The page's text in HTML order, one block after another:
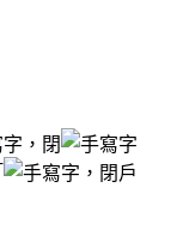
，閉
，閉戶